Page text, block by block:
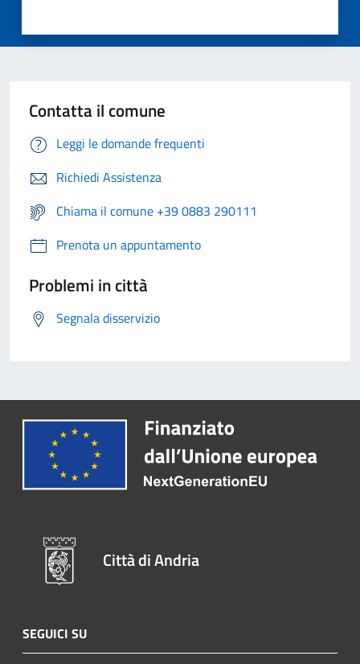
Contatta il comune
Leggi le domande frequenti
Richiedi Assistenza
Chiama il comune +39 0883 290111
Prenota un appuntamento
Problemi in città
Segnala disservizio
Città di Andria
SEGUICI SU